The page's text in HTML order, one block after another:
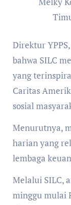
Direktur
bahwa SILC
yang
Caritas
sosial
Menurutnya,
harian yang
lembaga
Melalui SILC,
minggu mulai